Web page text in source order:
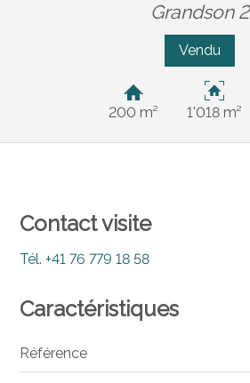
Grandson 2
Vendu
200 m² 1'018 m²
Contact visite
Tél.+41 76 779 18 58
Caractéristiques
Référence